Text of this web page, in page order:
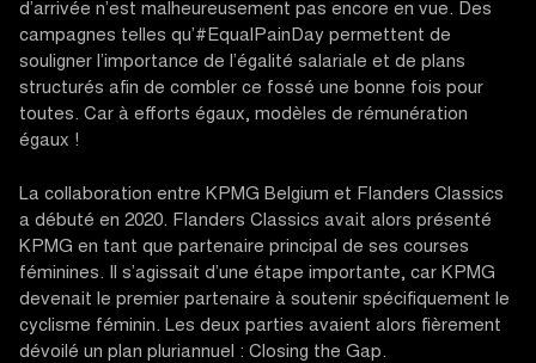
d’arrivée n’est malheureusement pas encore en vue. Des
campagnes telles qu’#EqualPainDay permettent de
souligner l’importance de l’égalité salariale et de plans
structurés afin de combler ce fossé une bonne fois pour
toutes. Car à efforts égaux, modèles de rémunération
égaux !
La collaboration entre KPMG Belgium et Flanders Classics
a débuté en 2020. Flanders Classics avait alors présenté
KPMG en tant que partenaire principal de ses courses
féminines. Il s’agissait d’une étape importante, car KPMG
devenait le premier partenaire à soutenir spécifiquement le
cyclisme féminin. Les deux parties avaient alors fièrement
dévoilé un plan pluriannuel : Closing the Gap.